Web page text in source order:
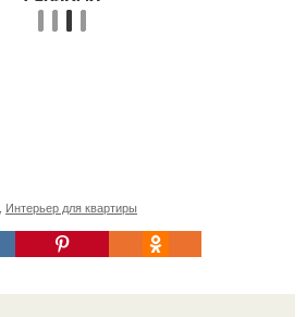
Интерьер для квартиры